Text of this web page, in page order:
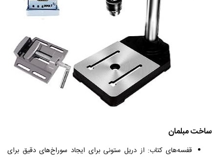
ساخت مبلمان
قفسه‌های کتاب: از دریل ستونی برای ایجاد سوراخ‌های دقیق برای